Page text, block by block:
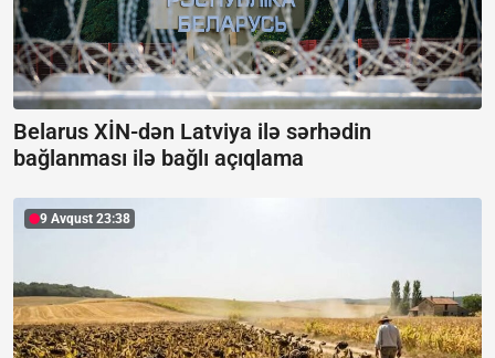
Belarus XİN-dən Latviya ilə sərhədin
bağlanması ilə bağlı açıqlama
9 Avqust 23:38